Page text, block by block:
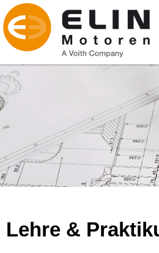
Lehre &